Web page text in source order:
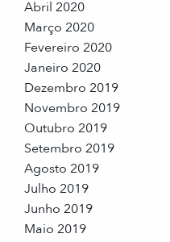
Abril 2020
Março 2020
Fevereiro 2020
Janeiro 2020
Dezembro 2019
Novembro 2019
Outubro 2019
Setembro 2019
Agosto 2019
Julho 2019
Junho 2019
Maio 2019